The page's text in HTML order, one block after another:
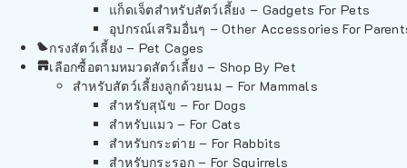
แก็ดเจ็ตสำหรับสัตว์เลี้ยง – Gadgets For Pets
อุปกรณ์เสริมอื่นๆ – Other Accessories For
กรงสัตว์เลี้ยง – Pet Cages
เลือกซื้อตามหมวดสัตว์เลี้ยง – Shop By Pet
สำหรับสัตว์เลี้ยงลูกด้วยนม – For Mammals
สำหรับสุนัข – For Dogs
สำหรับแมว – For Cats
สำหรับกระต่าย – For Rabbits
สำหรับกระรอก – For Squirrels